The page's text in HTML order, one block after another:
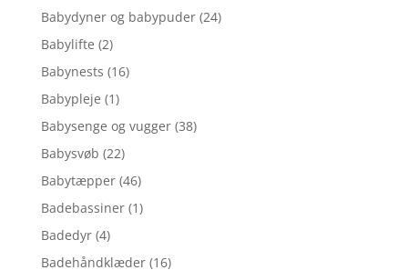
Babydyner og babypuder (24)
Babylifte (2)
Babynests (16)
Babypleje (1)
Babysenge og vugger (38)
Babysvøb (22)
Babytæpper (46)
Badebassiner (1)
Badedyr (4)
Badehåndklæder (16)